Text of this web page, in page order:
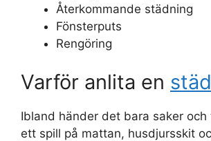
Återkommande städning
Fönsterputs
Rengöring
Varför anlita en
Ibland händer det bara saker och
ett spill på mattan, husdjursskit